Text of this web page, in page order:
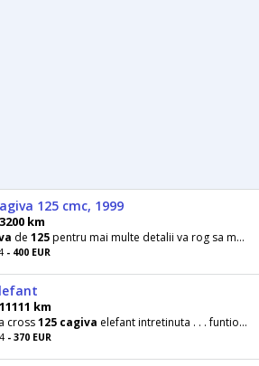
125 cmc, 1999
km
de 125pentru mai multe detalii va rog sa ma contactati telefonic
- 400 EUR
km
cross125 cagiva elefant intretinuta . . . funtioneaza foarte bine Pret negociabil
- 370 EUR